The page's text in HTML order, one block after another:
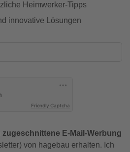
Heimwerker-Tipps
innovative Lösungen
Friendly Captcha
zugeschnittene E-Mail-Werbung
von hagebau erhalten. Ich